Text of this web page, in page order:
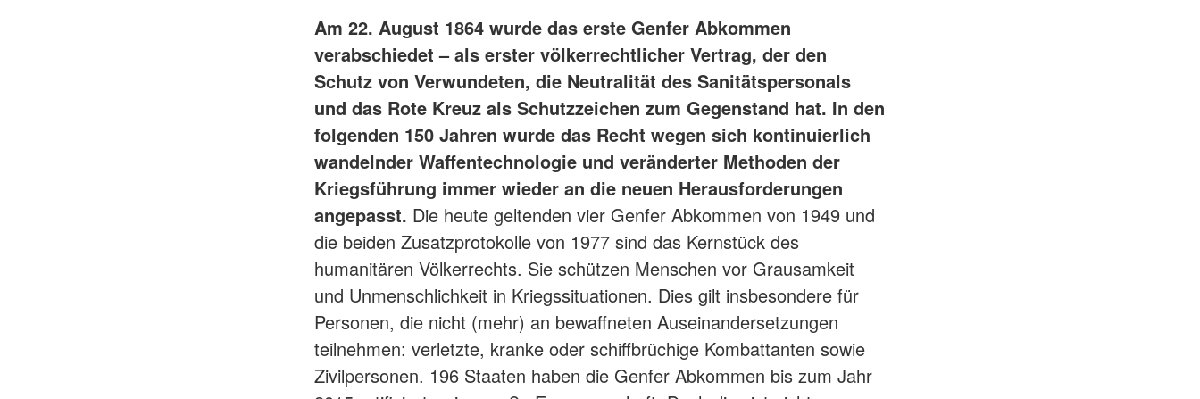
Am 22. August 1864 wurde das erste Genfer Abkommen
verabschiedet – als erster völkerrechtlicher Vertrag, der den
Schutz von Verwundeten, die Neutralität des Sanitätspersonals
und das Rote Kreuz als Schutzzeichen zum Gegenstand hat. In den
folgenden 150 Jahren wurde das Recht wegen sich kontinuierlich
wandelnder Waffentechnologie und veränderter Methoden der
Kriegsführung immer wieder an die neuen Herausforderungen
angepasst. Die heute geltenden vier Genfer Abkommen von 1949 und
die beiden Zusatzprotokolle von 1977 sind das Kernstück des
humanitären Völkerrechts. Sie schützen Menschen vor Grausamkeit
und Unmenschlichkeit in Kriegssituationen. Dies gilt insbesondere für
Personen, die nicht (mehr) an bewaffneten Auseinandersetzungen
teilnehmen: verletzte, kranke oder schiffbrüchige Kombattanten sowie
Zivilpersonen. 196 Staaten haben die Genfer Abkommen bis zum Jahr